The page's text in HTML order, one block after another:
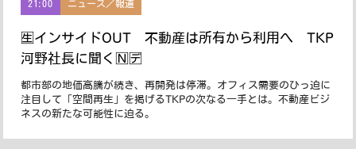
21:00 ニュース／報道
🈢インサイドOUT 不動産は所有から利用へ TKP
河野社長に聞く🄽🈓
都市部の地価高騰が続き、再開発は停滞。オフィス需要のひっ迫に
注目して「空間再生」を掲げるTKPの次なる一手とは。不動産ビジ
ネスの新たな可能性に迫る。